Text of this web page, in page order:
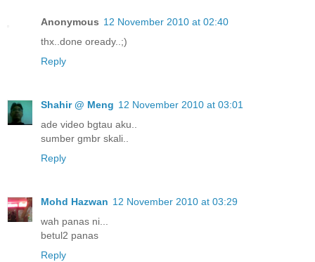
Anonymous 12 November 2010 at 02:40
thx..done oready..;)
Reply
Shahir @ Meng 12 November 2010 at 03:01
ade video bgtau aku..
sumber gmbr skali..
Reply
Mohd Hazwan 12 November 2010 at 03:29
wah panas ni...
betul2 panas
Reply